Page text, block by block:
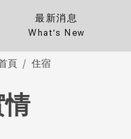
最新消息
What’s New
頁 住宿